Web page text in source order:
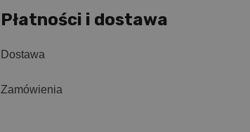
Płatności i dostawa
Dostawa
Zamówienia